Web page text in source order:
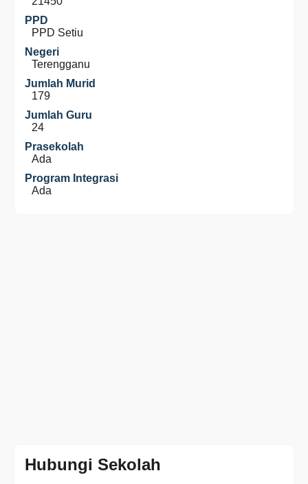
PPD
PPD Setiu
Negeri
Terengganu
Jumlah Murid
179
Jumlah Guru
24
Prasekolah
Ada
Program Integrasi
Ada
Hubungi Sekolah